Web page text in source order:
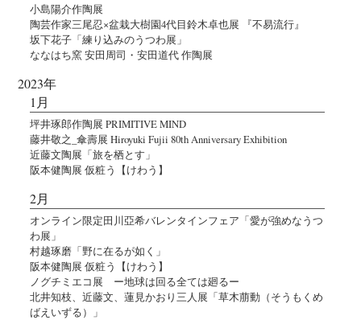
小島陽介作陶展
陶芸作家三尾忍×盆栽大樹園4代目鈴木卓也展 『不易流行』
坂下花子「練り込みのうつわ展」
ななはち窯 安田周司・安田道代 作陶展
2023年
1月
坪井琢郎作陶展 PRIMITIVE MIND
藤井敬之_傘壽展 Hiroyuki Fujii 80th Anniversary Exhibition
近藤文陶展「旅を栖とす」
阪本健陶展 仮粧う【けわう】
2月
オンライン限定田川亞希バレンタインフェア「愛が強めなうつ
わ展」
村越琢磨「野に在るが如く」
阪本健陶展 仮粧う【けわう】
ノグチミエコ展 ー地球は回る全ては廻るー
北井知枝、近藤文、蓮見かおり三人展「草木萠動（そうもくめ
ばえいずる）」